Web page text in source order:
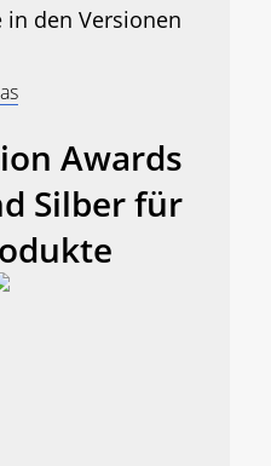
in den Versionen
Awards
Silber für